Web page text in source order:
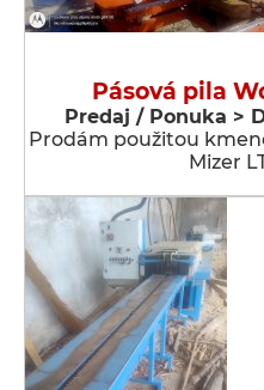
Pásová pila
Predaj / Ponuka >
Prodám použitou
Mizer